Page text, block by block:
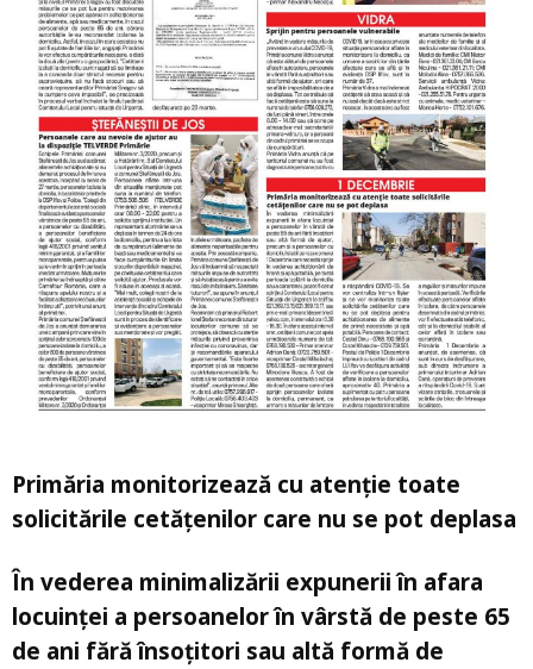
Primăria monitorizează cu atenție toate
solicitările cetățenilor care nu se pot deplasa
În vederea minimalizării expunerii în afara
locuinței a persoanelor în vârstă de peste 65
de ani fără însoțitori sau altă formă de